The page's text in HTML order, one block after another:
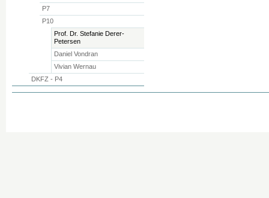
P7
P10
Prof. Dr. Stefanie Derer-
Petersen
Daniel Vondran
Vivian Wernau
DKFZ - P4